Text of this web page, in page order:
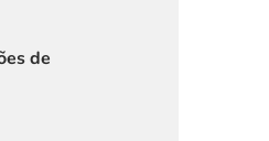
de